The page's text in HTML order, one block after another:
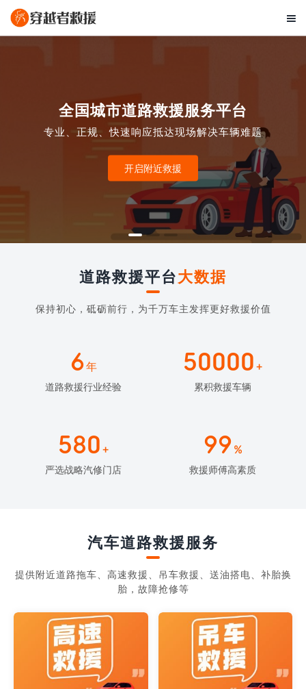

全国城市道路救援服务平台
专业、正规、快速响应抵达现场解决车辆难题
开启附近救援
道路救援平台大数据
保持初心，砥砺前行，为千万车主发挥更好救援价值
6年
道路救援行业经验
50000 +
累积救援车辆
580 +
严选战略汽修门店
99 %
救援师傅高素质
汽车道路救援服务
提供附近道路拖车、高速救援、吊车救援、送油搭电、补胎换
胎，故障抢修等